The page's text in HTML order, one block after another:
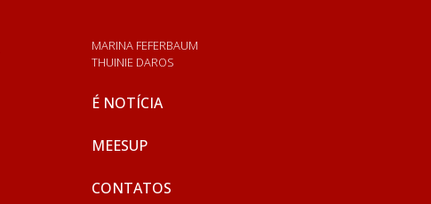
MARINA FEFERBAUM
THUINIE DAROS
É NOTÍCIA
MEESUP
CONTATOS